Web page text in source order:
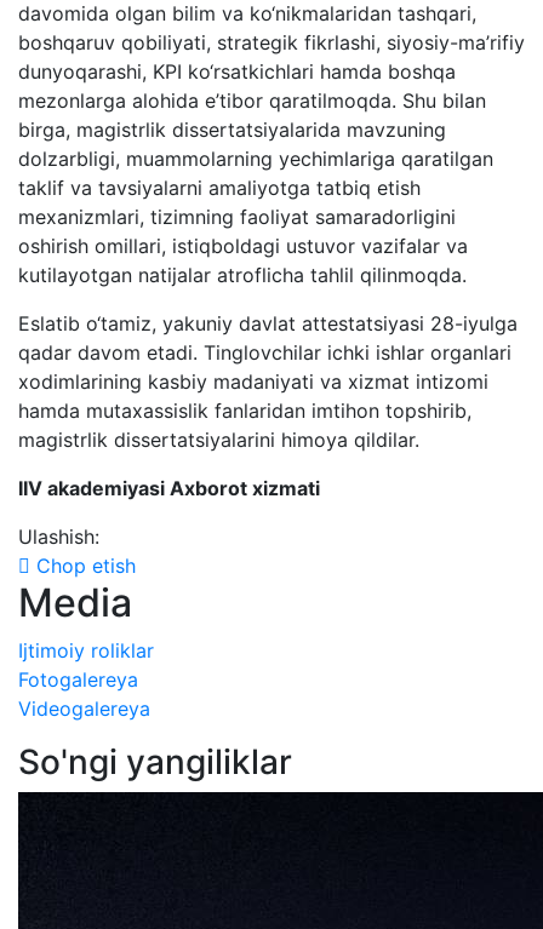
davomida olgan bilim va ko‘nikmalaridan tashqari,
boshqaruv qobiliyati, strategik fikrlashi, siyosiy-ma’rifiy
dunyoqarashi, KPI ko‘rsatkichlari hamda boshqa
mezonlarga alohida e’tibor qaratilmoqda. Shu bilan
birga, magistrlik dissertatsiyalarida mavzuning
dolzarbligi, muammolarning yechimlariga qaratilgan
taklif va tavsiyalarni amaliyotga tatbiq etish
mexanizmlari, tizimning faoliyat samaradorligini
oshirish omillari, istiqboldagi ustuvor vazifalar va
kutilayotgan natijalar atroflicha tahlil qilinmoqda.
Eslatib o‘tamiz, yakuniy davlat attestatsiyasi 28-iyulga
qadar davom etadi. Tinglovchilar ichki ishlar organlari
xodimlarining kasbiy madaniyati va xizmat intizomi
hamda mutaxassislik fanlaridan imtihon topshirib,
magistrlik dissertatsiyalarini himoya qildilar.
IIV akademiyasi Axborot xizmati
Ulashish:
Chop etish
Media
Ijtimoiy roliklar
Fotogalereya
Videogalereya
So'ngi yangiliklar